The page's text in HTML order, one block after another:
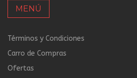
MENÚ
Términos y Condiciones
Carro de Compras
Ofertas